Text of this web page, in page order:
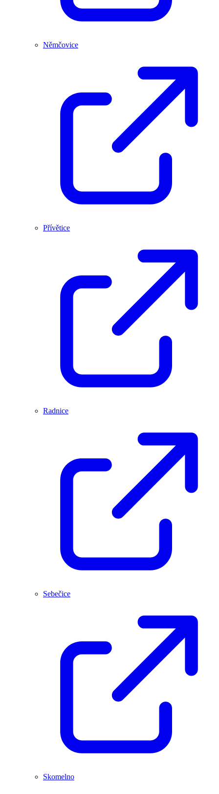
Němčovice
Přívětice
Radnice
Sebečice
Skomelno